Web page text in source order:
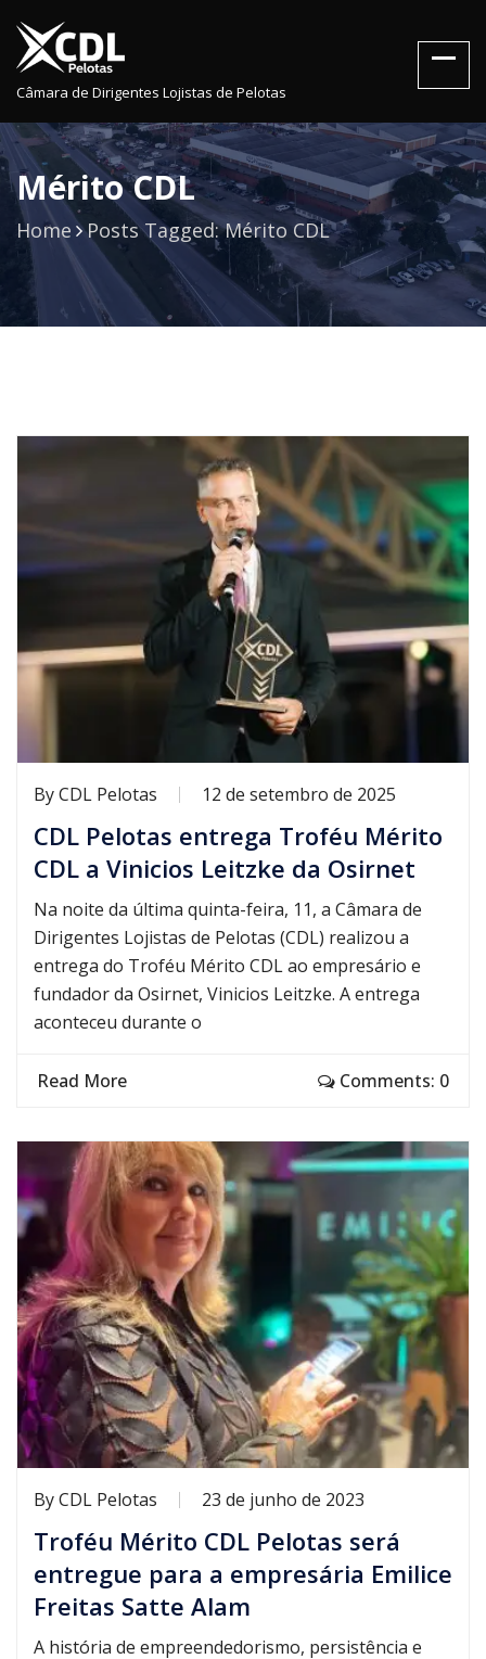
Câmara de Dirigentes Lojistas de Pelotas
Mérito CDL
Home Posts Tagged: Mérito CDL
ByCDL Pelotas 12 de setembro de 2025
CDL Pelotas entrega Troféu Mérito
CDL a Vinicios Leitzke da Osirnet
Na noite da última quinta-feira, 11, a Câmara de
Dirigentes Lojistas de Pelotas (CDL) realizou a
entrega do Troféu Mérito CDL ao empresário e
fundador da Osirnet, Vinicios Leitzke. A entrega
aconteceu durante o
Read More Comments: 0
ByCDL Pelotas 23 de junho de 2023
Troféu Mérito CDL Pelotas será
entregue para a empresária Emilice
Freitas Satte Alam
A história de empreendedorismo, persistência e